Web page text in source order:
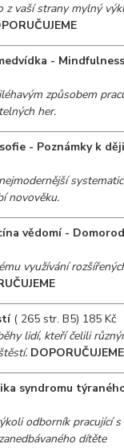
z vaší strany mylný
-
způsobem
her.
- Poznámky k
novověku.
vědomí -
využívání
( 265 str. B5) 185 Kč
lidí, kteří čelili
DOPORUČUJEME
syndromu
odborník pracující
dítěte